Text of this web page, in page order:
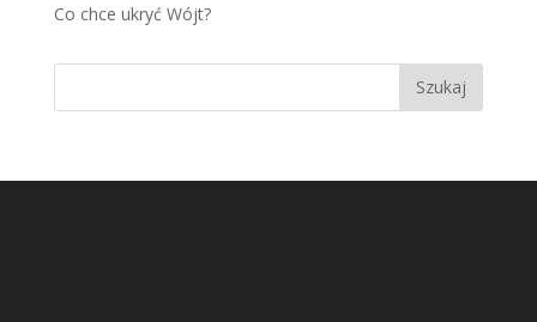
Co chce ukryć Wójt?